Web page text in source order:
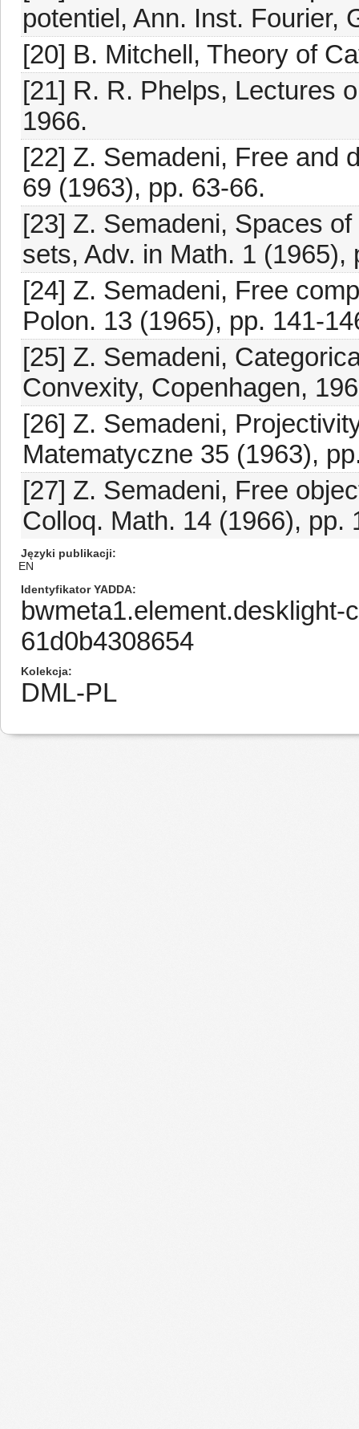
potentiel, Ann. Inst. Fourier,
[20] B. Mitchell, Theory of
[21] R. R. Phelps, Lectures
1966.
[22] Z. Semadeni, Free and
69 (1963), pp. 63-66.
[23] Z. Semadeni, Spaces
sets, Adv. in Math. 1 (1965),
[24] Z. Semadeni, Free
Polon. 13 (1965), pp. 141-
[25] Z. Semadeni,
Convexity, Copenhagen,
[26] Z. Semadeni,
Matematyczne 35 (1963),
[27] Z. Semadeni, Free
Colloq. Math. 14 (1966), pp.
Języki publikacji
EN
Identyfikator YADDA
61d0b4308654
Kolekcja
DML-PL